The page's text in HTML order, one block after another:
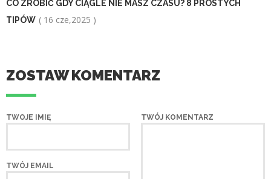
CO ZROBIĆ GDY CIĄGLE NIE MASZ CZASU? 8 PROSTYCH
TIPÓW ( 16 cze,2025 )
ZOSTAW KOMENTARZ
TWÓJ KOMENTARZ
TWOJE IMIĘ
TWÓJ EMAIL